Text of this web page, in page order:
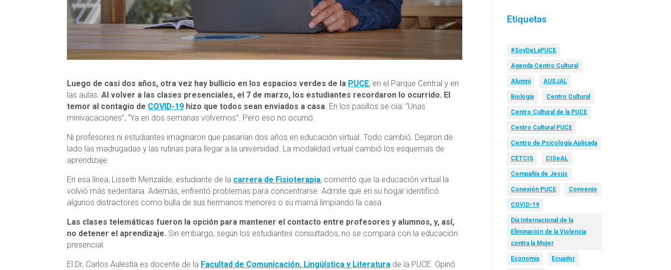
Luego de casi dos años, otra vez hay bullicio en los espacios verdes de la PUCE, en el Parque Central y en
las aulas.Al volver a las clases presenciales, el 7 de marzo, los estudiantes recordaron lo ocurrido. El
temor al contagio de COVID-19 hizo que todos sean enviados a casa. En los pasillos se oía: “Unas
minivacaciones”, “Ya en dos semanas volvemos”. Pero eso no ocurrió.
Ni profesores ni estudiantes imaginaron que pasarían dos años en educación virtual. Todo cambió. Dejaron de
lado las madrugadas y las rutinas para llegar a la universidad. La modalidad virtual cambió los esquemas de
aprendizaje.
En esa línea, Lisseth Merizalde, estudiante de la carrera de Fisioterapia, comentó que la educación virtual la
volvió más sedentaria. Además, enfrentó problemas para concentrarse. Admite que en su hogar identificó
algunos distractores como bulla de sus hermanos menores o su mamá limpiando la casa.
Las clases telemáticas fueron la opción para mantener el contacto entre profesores y alumnos, y, así,
no detener el aprendizaje. Sin embargo, según los estudiantes consultados, no se compara con la educación
presencial.
El Dr. Carlos Aulestia es docente de la Facultad de Comunicación, Lingüística y Literatura de la PUCE. Opinó
Etiquetas
#SoyDeLaPUCE
Agenda Centro Cultural
Alumni AUSJAL
Biología Centro Cultural
Centro Cultural de la PUCE
Centro Cultural PUCE
Centro de Psicología Aplicada
CETCIS CISeAL
Compañía de Jesús
Conexión PUCE Convenio
COVID-19
Día Internacional de la
Eliminación de la Violencia
contra la Mujer
Economía Ecuador